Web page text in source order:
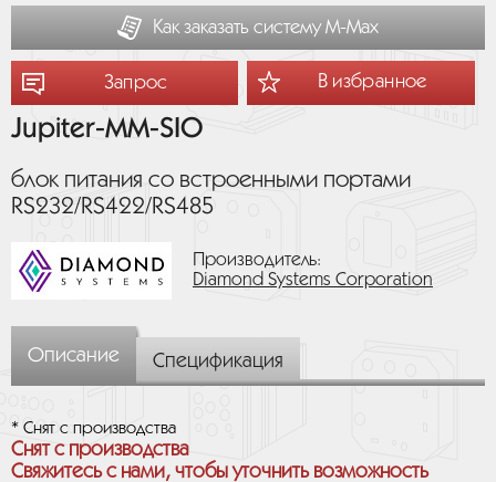
Как заказать систему М-Мах
Запрос В избранное
Jupiter-MM-SIO
блок питания со встроенными портами
RS232/RS422/RS485
Производитель:
Diamond Systems Corporation
Описание Спецификация
* Снят с производства
Снят с производства
Свяжитесь с нами, чтобы уточнить возможность